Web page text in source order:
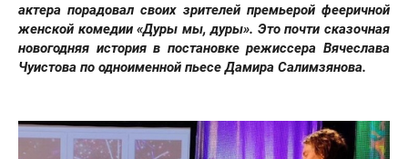
актера порадовал своих зрителей премьерой фееричной
женской комедии «Дуры мы, дуры». Это почти сказочная
новогодняя история в постановке режиссера Вячеслава
Чуистова по одноименной пьесе Дамира Салимзянова.